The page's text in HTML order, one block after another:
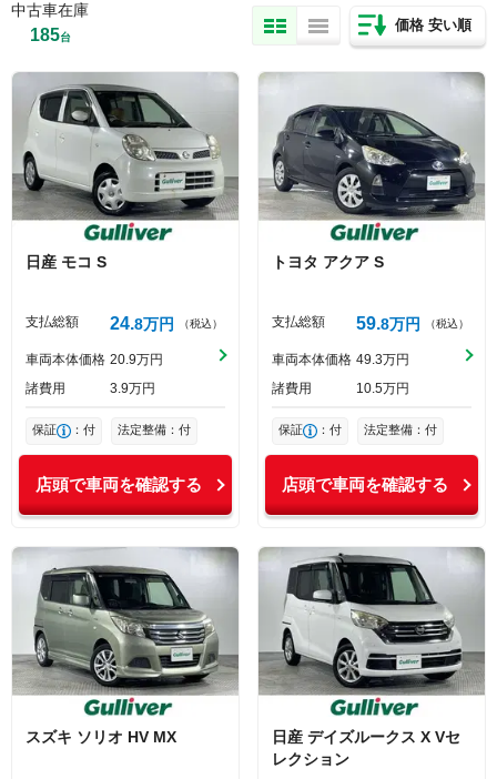
中古車在庫
185台
価格 安い順
日産 モコ S
支払総額 24 8万円 （税込）
車両本体価格 20 9万円
諸費用
3 9万円
保証 ：付 法定整備：付
店頭で車両を確認する
トヨタ アクア S
支払総額 59 8万円 （税込）
車両本体価格 49 3万円
諸費用
10 5万円
保証 ：付 法定整備：付
店頭で車両を確認する
スズキ ソリオ HV MX 日産 デイズルークス X Vセ
レクション